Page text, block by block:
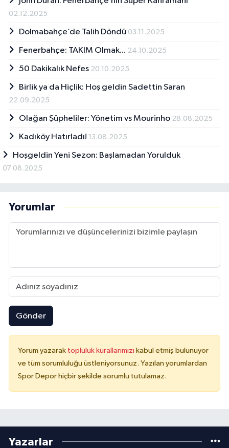
02.12.2025
Dolmabahçe’de Talih Döndü 03.11.2025
Fenerbahçe: TAKIM Olmak... 24.10.2025
50 Dakikalık Nefes 20.10.2025
Birlik ya da Hiçlik: Hoş geldin Sadettin Saran
22.09.2025
Olağan Şüpheliler: Yönetim vs Mourinho 28.08.2025
Kadıköy Hatırladı! 13.08.2025
Hoşgeldin Yeni Sezon: Başlamadan Yorulduk
07.08.2025
Yorumlar
Gönder
Yorum yazarak topluluk kurallarımızı kabul etmiş bulunuyor
ve tüm sorumluluğu üstleniyorsunuz. Yazılan yorumlardan
Spor Depor hiçbir şekilde sorumlu tutulamaz.
Yazarlar